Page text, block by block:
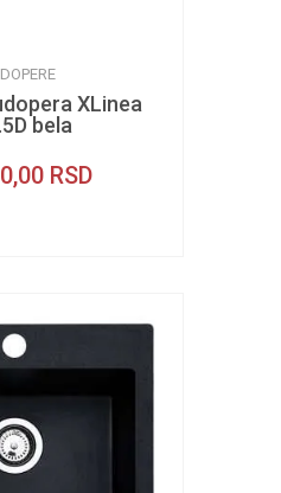
XLinea
bela
RSD